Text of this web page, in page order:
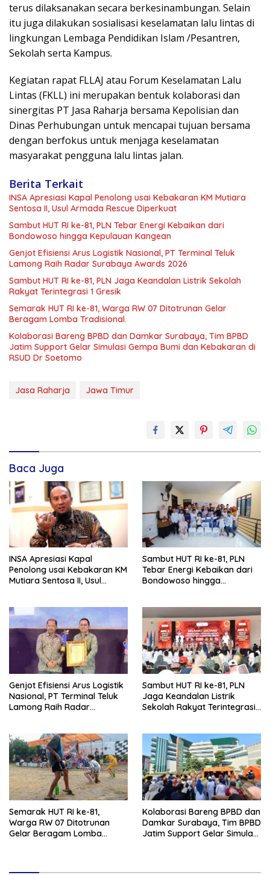
terus dilaksanakan secara berkesinambungan. Selain
itu juga dilakukan sosialisasi keselamatan lalu lintas di
lingkungan Lembaga Pendidikan Islam /Pesantren,
Sekolah serta Kampus.
Kegiatan rapat FLLAJ atau Forum Keselamatan Lalu
Lintas (FKLL) ini merupakan bentuk kolaborasi dan
sinergitas PT Jasa Raharja bersama Kepolisian dan
Dinas Perhubungan untuk mencapai tujuan bersama
dengan berfokus untuk menjaga keselamatan
masyarakat pengguna lalu lintas jalan.
Berita Terkait
INSA Apresiasi Kapal Penolong usai Kebakaran KM Mutiara
Sentosa II, Usul Armada Rescue Diperkuat
Sambut HUT RI ke-81, PLN Tebar Energi Kebaikan dari
Bondowoso hingga Kepulauan Kangean
Genjot Efisiensi Arus Logistik Nasional, PT Terminal Teluk
Lamong Raih Radar Surabaya Awards 2026
Sambut HUT RI ke-81, PLN Jaga Keandalan Listrik Sekolah
Rakyat Terintegrasi 1 Gresik
Semarak HUT RI ke-81, Warga RW 07 Ditotrunan Gelar
Beragam Lomba Tradisional.
Kolaborasi Bareng BPBD dan Damkar Surabaya, Tim BPBD
Jatim Support Gelar Simulasi Gempa Bumi dan Kebakaran di
RSUD Dr Soetomo
Jasa Raharja Jawa Timur
Baca Juga
INSA Apresiasi Kapal
Penolong usai Kebakaran KM
Mutiara Sentosa II, Usul
Sambut HUT RI ke-81, PLN
Tebar Energi Kebaikan dari
Bondowoso hingga
Genjot Efisiensi Arus Logistik
Nasional, PT Terminal Teluk
Lamong Raih Radar
Sambut HUT RI ke-81, PLN
Jaga Keandalan Listrik
Sekolah Rakyat Terintegrasi 1
Semarak HUT RI ke-81,
Warga RW 07 Ditotrunan
Gelar Beragam Lomba
Kolaborasi Bareng BPBD dan
Damkar Surabaya, Tim BPBD
Jatim Support Gelar Simulasi